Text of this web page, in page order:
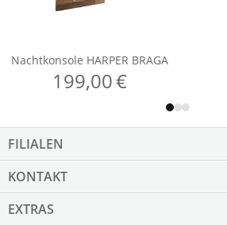
FILIALEN
KONTAKT
EXTRAS